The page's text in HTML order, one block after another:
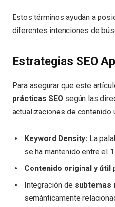
Estos términos ayudan a
diferentes intenciones de
Estrategias SEO
Para asegurar que este
prácticas SEO según las
actualizaciones de contenido
Keyword Density: La
se ha mantenido entre el
Contenido original y útil
Integración de subtemas
semánticamente